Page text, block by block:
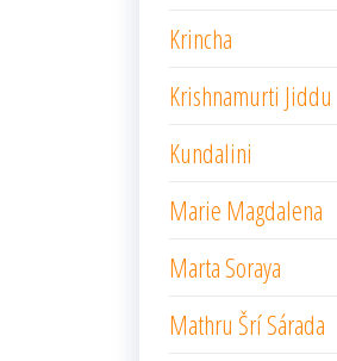
Krincha
Krishnamurti Jiddu
Kundalini
Marie Magdalena
Marta Soraya
Mathru Šrí Sárada